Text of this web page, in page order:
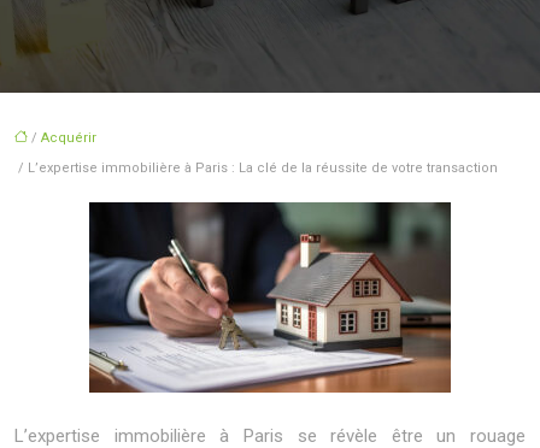
/ Acquérir
/ L’expertise immobilière à Paris : La clé de la réussite de votre transaction
L’expertise immobilière à Paris se révèle être un rouage